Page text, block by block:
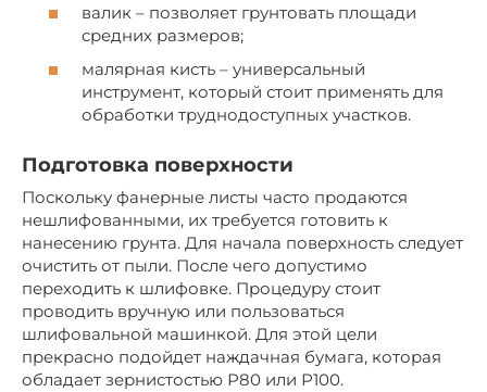
валик – позволяет грунтовать площади
средних размеров;
малярная кисть – универсальный
инструмент, который стоит применять для
обработки труднодоступных участков.
Подготовка поверхности
Поскольку фанерные листы часто продаются
нешлифованными, их требуется готовить к
нанесению грунта. Для начала поверхность следует
очистить от пыли. После чего допустимо
переходить к шлифовке. Процедуру стоит
проводить вручную или пользоваться
шлифовальной машинкой. Для этой цели
прекрасно подойдет наждачная бумага, которая
обладает зернистостью Р80 или Р100.